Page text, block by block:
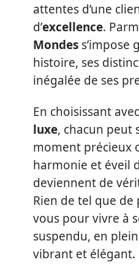
attentes d’une
d’excellence.
Mondes s’impose
histoire, ses
inégalée de ses
En choisissant
luxe, chacun peut
moment précieux
harmonie et éveil
deviennent de
Rien de tel que
vous pour vivre à
suspendu, en
vibrant et élégant.